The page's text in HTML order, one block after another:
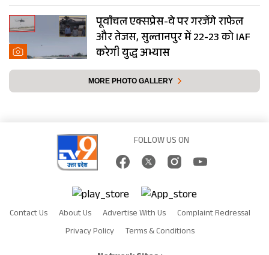
पूर्वांचल एक्सप्रेस-वे पर गरजेंगे राफेल
और तेजस, सुल्तानपुर में 22-23 को IAF
करेगी युद्ध अभ्यास
MORE PHOTO GALLERY
FOLLOW US ON
Contact Us About Us Advertise With Us
Complaint Redressal
Privacy Policy
Terms & Conditions